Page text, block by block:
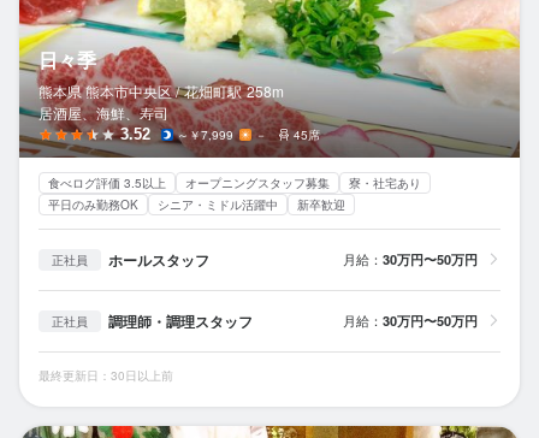
日々季
熊本県 熊本市中央区 / 花畑町駅 258m
居酒屋、海鮮、寿司
3.52 ～￥7,999 － 45席
食べログ評価 3.5以上 オープニングスタッフ募集
寮・社宅あり
平日のみ勤務OK
シニア・ミドル活躍中 新卒歓迎
正社員 ホールスタッフ 月給： 30万円〜50万円
正社員 調理師・調理スタッフ 月給： 30万円〜50万円
最終更新日：30日以上前